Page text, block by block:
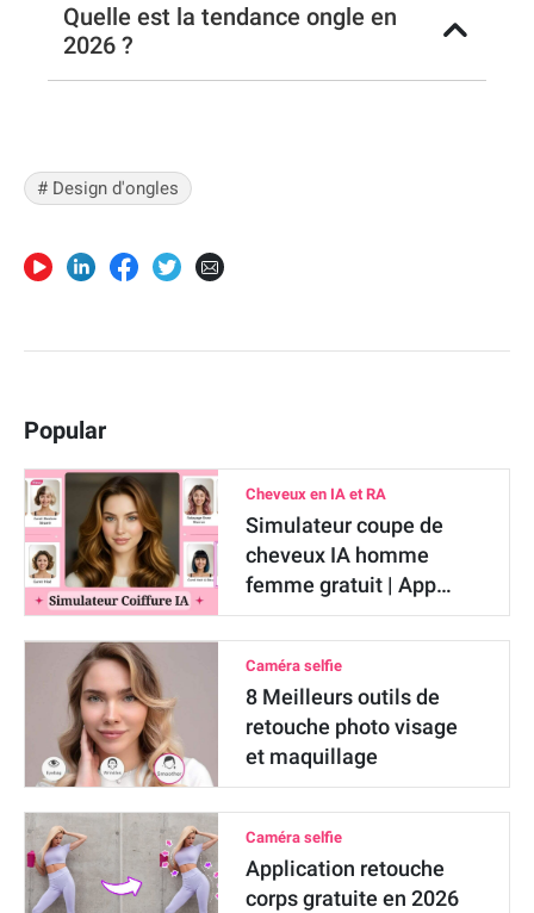
Quelle est la tendance ongle en
2026 ?
# Design d'ongles
Popular
Cheveux en IA et RA
Simulateur coupe de
cheveux IA homme
femme gratuit | App…
Caméra selfie
8 Meilleurs outils de
retouche photo visage
et maquillage
Caméra selfie
Application retouche
corps gratuite en 2026